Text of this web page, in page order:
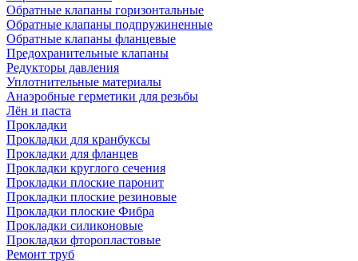
Обратные клапаны горизонтальные
Обратные клапаны подпружиненные
Обратные клапаны фланцевые
Предохранительные клапаны
Редукторы давления
Уплотнительные материалы
Анаэробные герметики для резьбы
Лён и паста
Прокладки
Прокладки для кранбуксы
Прокладки для фланцев
Прокладки круглого сечения
Прокладки плоские паронит
Прокладки плоские резиновые
Прокладки плоские Фибра
Прокладки силиконовые
Прокладки фторопластовые
Ремонт труб